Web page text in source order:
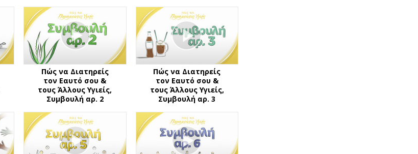
Πώς να Διατηρείς
τον Εαυτό σου &
τους Άλλους Υγιείς,
Συμβουλή αρ. 2
Πώς να Διατηρείς
τον Εαυτό σου &
τους Άλλους Υγιείς,
Συμβουλή αρ. 3